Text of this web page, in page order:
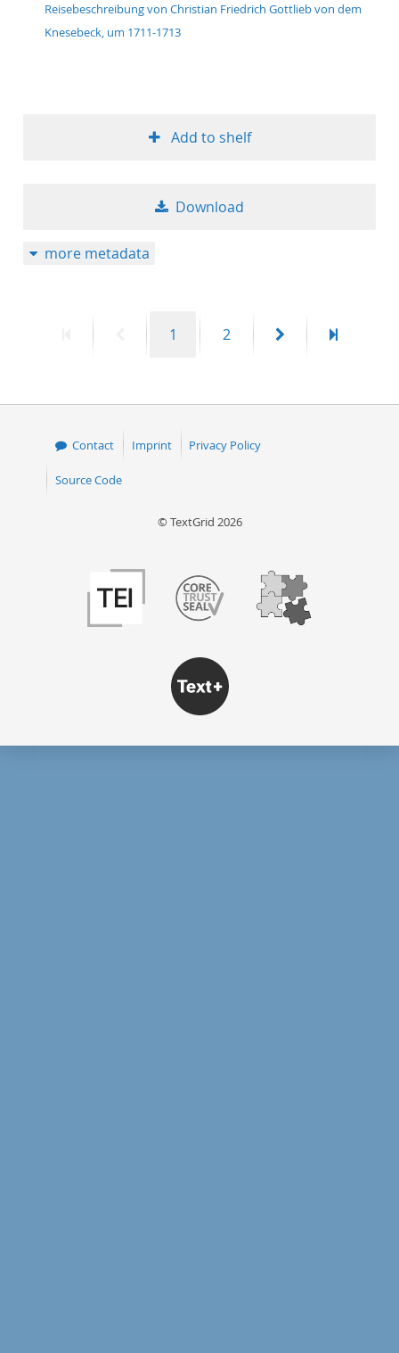
Reisebeschreibung von Christian Friedrich Gottlieb von dem
Knesebeck, um 1711-1713
Add to shelf
Download
more metadata
PreviousPage
1 Page
2
Next
Last
Contact Imprint Privacy Policy
Source Code
© TextGrid 2026